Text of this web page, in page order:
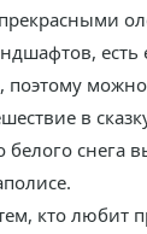
есть
можно
в
белого снега
кто любит